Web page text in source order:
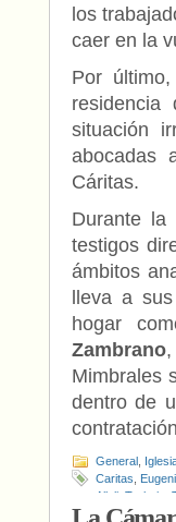
los
caer en la
Por
situación
abocadas
Cáritas.
Durante la
testigos
ámbitos
lleva a
hogar
Zambrano
Mimbrales
dentro de
General
Caritas
Allali Trabajo